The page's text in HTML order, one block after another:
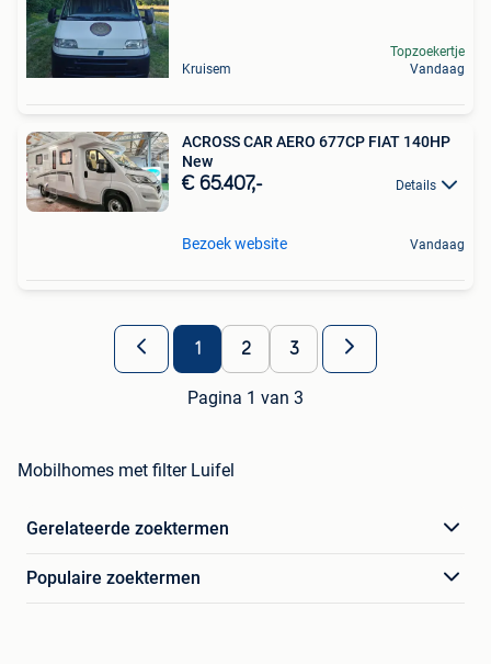
Kruisem
Topzoekertje
Vandaag
ACROSS CAR AERO 677CP FIAT 140HP
New
€ 65.407,- Details
Bezoek website Vandaag
1 2 3
Pagina 1 van 3
Mobilhomes met filter Luifel
Gerelateerde zoektermen
Populaire zoektermen